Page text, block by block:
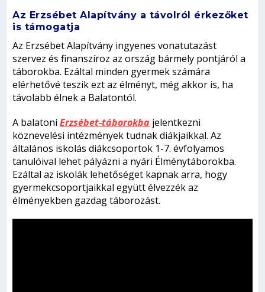
Az Erzsébet Alapítvány a távolról érkezőket
is támogatja
Az Erzsébet Alapítvány ingyenes vonatutazást
szervez és finanszíroz az ország bármely pontjáról a
táborokba. Ezáltal minden gyermek számára
elérhetővé teszik ezt az élményt, még akkor is, ha
távolabb élnek a Balatontól.
A balatoniErzsébet-táborokba jelentkezni
köznevelési intézmények tudnak diákjaikkal. Az
általános iskolás diákcsoportok 1-7. évfolyamos
tanulóival lehet pályázni a nyári Élménytáborokba.
Ezáltal az iskolák lehetőséget kapnak arra, hogy
gyermekcsoportjaikkal együtt élvezzék az
élményekben gazdag táborozást.